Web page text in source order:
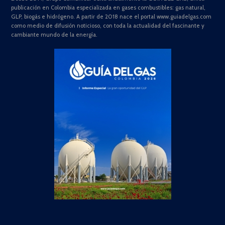
publicación en Colombia especializada en gases combustibles: gas natural,
GLP, biogás e hidrógeno. A partir de 2018 nace el portal www.guiadelgas.com
como medio de difusión noticioso, con toda la actualidad del fascinante y
cambiante mundo de la energía.